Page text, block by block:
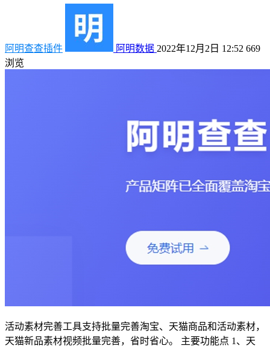
阿明查查插件 阿明数据 2022年12月2日 12:52 669
浏览
活动素材完善工具支持批量完善淘宝、天猫商品和活动素材，
天猫新品素材视频批量完善，省时省心。 主要功能点 1、天